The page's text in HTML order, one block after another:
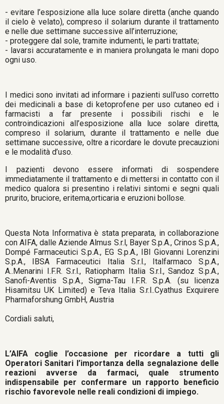
- evitare l’esposizione alla luce solare diretta (anche quando
il cielo è velato), compreso il solarium durante il trattamento
e nelle due settimane successive all’interruzione;
- proteggere dal sole, tramite indumenti, le parti trattate;
- lavarsi accuratamente e in maniera prolungata le mani dopo
ogni uso.
I medici sono invitati ad informare i pazienti sull’uso corretto
dei medicinali a base di ketoprofene per uso cutaneo ed i
farmacisti a far presente i possibili rischi e le
controindicazioni all’esposizione alla luce solare diretta,
compreso il solarium, durante il trattamento e nelle due
settimane successive, oltre a ricordare le dovute precauzioni
e le modalità d’uso.
I pazienti devono essere informati di sospendere
immediatamente il trattamento e di mettersi in contatto con il
medico qualora si presentino i relativi sintomi e segni quali
prurito, bruciore, eritema,orticaria e eruzioni bollose.
Questa Nota Informativa è stata preparata, in collaborazione
con AIFA, dalle Aziende Almus S.r.l, Bayer S.p.A., Crinos S.p.A.,
Dompé Farmaceutici S.p.A., EG S.p.A., IBI Giovanni Lorenzini
S.p.A., IBSA Farmaceutici Italia S.r.l., Italfarmaco S.p.A.,
A..Menarini I.F.R. S.r.l., Ratiopharm Italia S.r.l., Sandoz S.p.A.,
Sanofi-Aventis S.p.A., Sigma-Tau I.F.R. S.p.A. (su licenza
Hisamitsu UK Limited) e Teva Italia S.r.l..Cyathus Exquirere
Pharmaforshung GmbH, Austria
Cordiali saluti,
L’AIFA coglie l’occasione per ricordare a tutti gli
Operatori Sanitari l’importanza della segnalazione delle
reazioni avverse da farmaci, quale strumento
indispensabile per confermare un rapporto beneficio
rischio favorevole nelle reali condizioni di impiego.